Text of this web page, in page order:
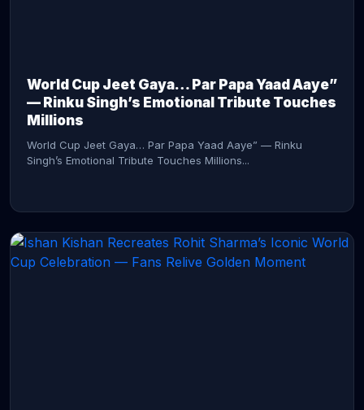
World Cup Jeet Gaya… Par Papa Yaad Aaye”
— Rinku Singh’s Emotional Tribute Touches
Millions
World Cup Jeet Gaya… Par Papa Yaad Aaye” — Rinku
Singh’s Emotional Tribute Touches Millions...